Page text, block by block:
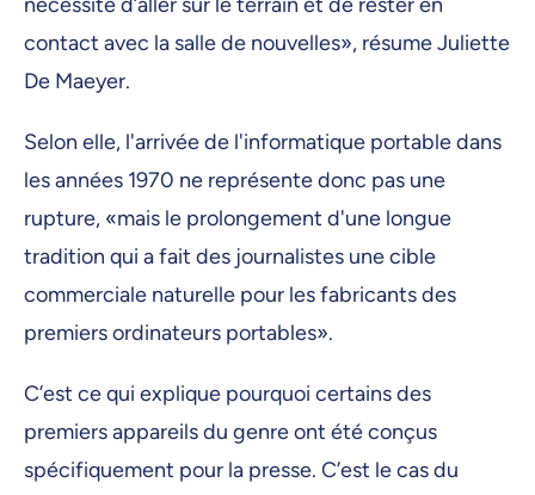
contact avec la salle de nouvelles», résume Juliette
De Maeyer.
Selon elle, l'arrivée de l'informatique portable dans
les années 1970 ne représente donc pas une
rupture, «mais le prolongement d'une longue
tradition qui a fait des journalistes une cible
commerciale naturelle pour les fabricants des
premiers ordinateurs portables».
C’est ce qui explique pourquoi certains des
premiers appareils du genre ont été conçus
spécifiquement pour la presse. C’est le cas du